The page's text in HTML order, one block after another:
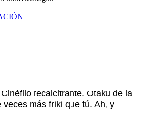
recalcitrante. Otaku de la
veces más friki que tú. Ah, y